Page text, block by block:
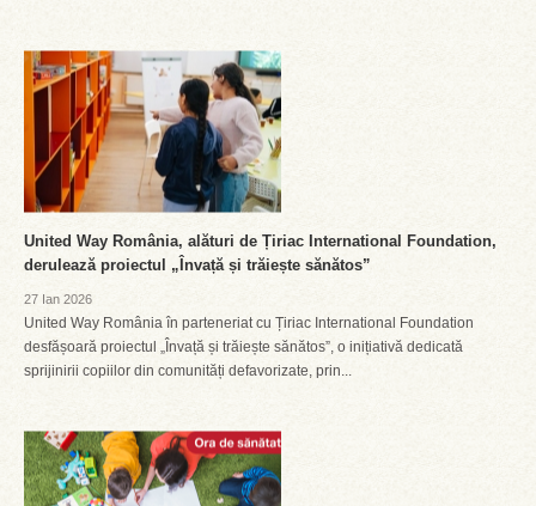
United Way România, alături de Țiriac International Foundation,
derulează proiectul „Învață și trăiește sănătos”
27 Ian 2026
United Way România în parteneriat cu Țiriac International Foundation
desfășoară proiectul „Învață și trăiește sănătos”, o inițiativă dedicată
sprijinirii copiilor din comunități defavorizate, prin...